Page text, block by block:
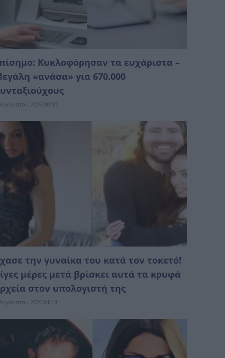
Κυκλοφόρησαν τα ευχάριστα –
«ανάσα» για 670.000
2026 00:30
την γυναίκα του κατά τον τοκετό!
μέρες μετά βρίσκει αυτά τα κρυφά
στον υπολογιστή της
2026 01:18